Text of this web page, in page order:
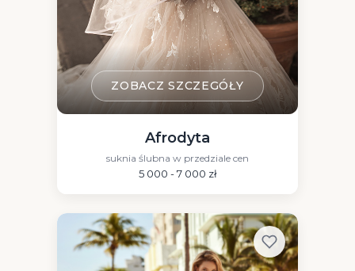
ZOBACZ SZCZEGÓŁY
Afrodyta
suknia ślubna w przedziale cen
5 000 - 7 000 zł